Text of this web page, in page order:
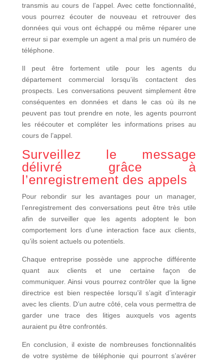
transmis au cours de l’appel. Avec cette fonctionnalité,
vous pourrez écouter de nouveau et retrouver des
données qui vous ont échappé ou même réparer une
erreur si par exemple un agent a mal pris un numéro de
téléphone.
Il peut être fortement utile pour les agents du
département commercial lorsqu’ils contactent des
prospects. Les conversations peuvent simplement être
conséquentes en données et dans le cas où ils ne
peuvent pas tout prendre en note, les agents pourront
les réécouter et compléter les informations prises au
cours de l’appel.
Surveillez le message
délivré grâce à
l’enregistrement des appels
Pour rebondir sur les avantages pour un manager,
l’enregistrement des conversations peut être très utile
afin de surveiller que les agents adoptent le bon
comportement lors d’une interaction face aux clients,
qu’ils soient actuels ou potentiels.
Chaque entreprise possède une approche différente
quant aux clients et une certaine façon de
communiquer. Ainsi vous pourrez contrôler que la ligne
directrice est bien respectée lorsqu’il s’agit d’interagir
avec les clients. D’un autre côté, cela vous permettra de
garder une trace des litiges auxquels vos agents
auraient pu être confrontés.
En conclusion, il existe de nombreuses fonctionnalités
de votre système de téléphonie qui pourront s’avérer